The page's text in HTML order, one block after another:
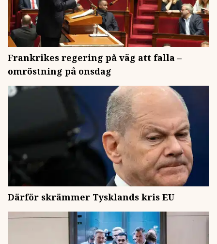
Frankrikes regering på väg att falla –
omröstning på onsdag
Därför skrämmer Tysklands kris EU